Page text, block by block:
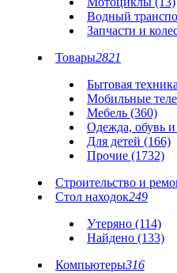
Водный
Запчасти и
Товары2821
Бытовая
Мобильные
Мебель (360)
Одежда, обувь и
Для детей (166)
Прочие (1732)
Строительство и
Стол находок249
Утеряно (114)
Найдено (133)
Компьютеры316